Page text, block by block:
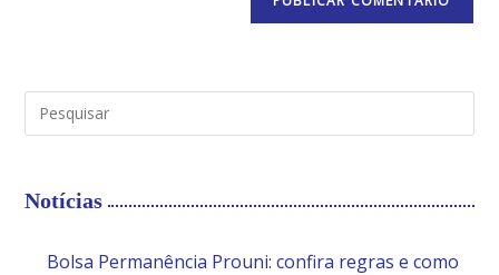
Notícias
Bolsa Permanência Prouni: confira regras e como